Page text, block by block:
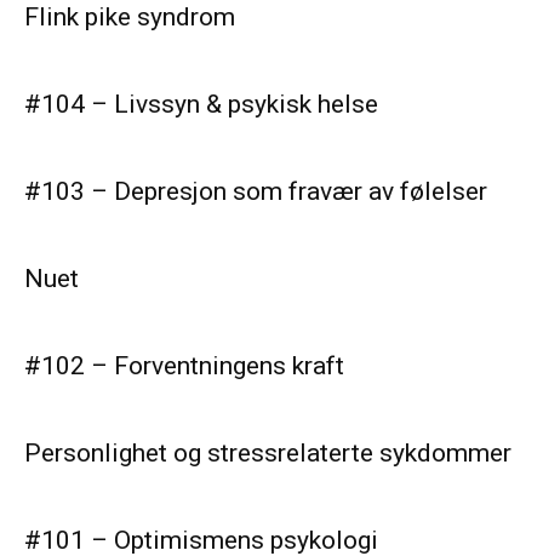
Flink pike syndrom
#104 – Livssyn & psykisk helse
#103 – Depresjon som fravær av følelser
Nuet
#102 – Forventningens kraft
Personlighet og stressrelaterte sykdommer
#101 – Optimismens psykologi